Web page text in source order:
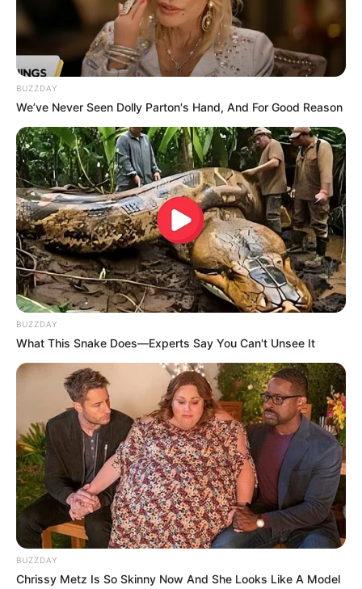
Ambyar! 10 Kalimat Baper
Pakai Bahasa Jawa Ini Bikin
Galau Abis
Fail! 10 Potret Makanan Gagal
Dimasak yang Bikin Kamu
Nggak Selera
10 Pose Manekin Anti
Mainstream yang Konyol
Banget
8 Kata Lucu Seputar Malam
BUZZDAY
We’ve Never Seen Dolly Parton's Hand, And For Good Reason
BUZZDAY
What This Snake Does—Experts Say You Can't Unsee It
BUZZDAY
Chrissy Metz Is So Skinny Now And She Looks Like A Model